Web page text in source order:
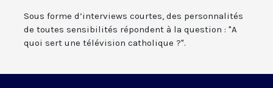
Sous forme d’interviews courtes, des personnalités
de toutes sensibilités répondent à la question : "A
quoi sert une télévision catholique ?".